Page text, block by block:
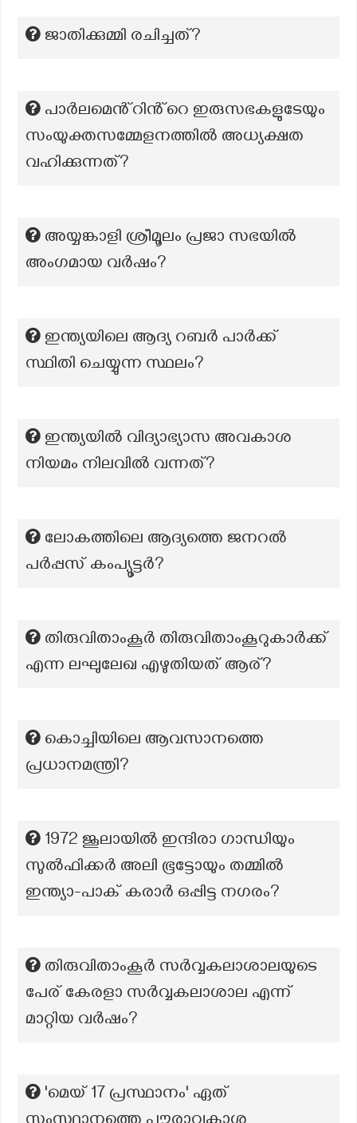
ജാതിക്കുമ്മി രചിച്ചത്?
പാർലമെൻ്റിൻ്റെ ഇരുസഭകളുടേയും
സംയുക്തസമ്മേളനത്തിൽ അധ്യക്ഷത
വഹിക്കുന്നത്?
അയ്യങ്കാളി ശ്രീമൂലം പ്രജാ സഭയിൽ
അംഗമായ വർഷം?
ഇന്ത്യയിലെ ആദ്യ റബർ പാർക്ക്
സ്ഥിതി ചെയ്യുന്ന സ്ഥലം?
ഇന്ത്യയിൽ വിദ്യാഭ്യാസ അവകാശ
നിയമം നിലവിൽ വന്നത്?
ലോകത്തിലെ ആദ്യത്തെ ജനറൽ
പർപ്പസ് കംപ്യൂട്ടർ?
തിരുവിതാംകൂർ തിരുവിതാംകൂറുകാർക്ക്
എന്ന ലഘുലേഖ എഴുതിയത് ആര്?
കൊച്ചിയിലെ ആവസാനത്തെ
പ്രധാനമന്ത്രി?
1972 ജൂലായിൽ ഇന്ദിരാ ഗാന്ധിയും
സുൽഫിക്കർ അലി ഭൂട്ടോയും തമ്മിൽ
ഇന്ത്യാ-പാക് കരാർ ഒപ്പിട്ട നഗരം?
തിരുവിതാംകൂർ സർവ്വകലാശാലയുടെ
പേര് കേരളാ സർവ്വകലാശാല എന്ന്
മാറ്റിയ വർഷം?
'മെയ് 17 പ്രസ്ഥാനം' ഏത്